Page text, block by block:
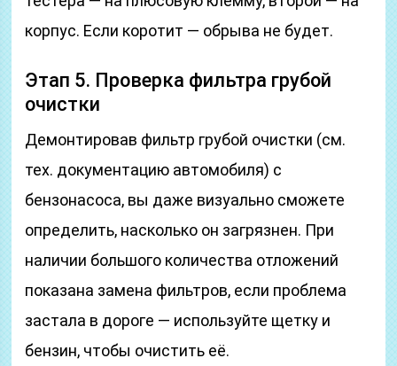
корпус. Если коротит — обрыва не будет.
Этап 5. Проверка фильтра грубой
очистки
Демонтировав фильтр грубой очистки (см.
тех. документацию автомобиля) с
бензонасоса, вы даже визуально сможете
определить, насколько он загрязнен. При
наличии большого количества отложений
показана замена фильтров, если проблема
застала в дороге — используйте щетку и
бензин, чтобы очистить её.